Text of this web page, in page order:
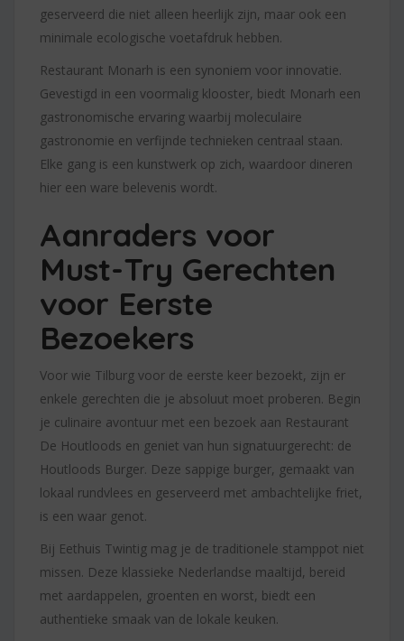
geserveerd die niet alleen heerlijk zijn, maar ook een
minimale ecologische voetafdruk hebben.
Restaurant Monarh is een synoniem voor innovatie.
Gevestigd in een voormalig klooster, biedt Monarh een
gastronomische ervaring waarbij moleculaire
gastronomie en verfijnde technieken centraal staan.
Elke gang is een kunstwerk op zich, waardoor dineren
hier een ware belevenis wordt.
Aanraders voor
Must-Try Gerechten
voor Eerste
Bezoekers
Voor wie Tilburg voor de eerste keer bezoekt, zijn er
enkele gerechten die je absoluut moet proberen. Begin
je culinaire avontuur met een bezoek aan Restaurant
De Houtloods en geniet van hun signatuurgerecht: de
Houtloods Burger. Deze sappige burger, gemaakt van
lokaal rundvlees en geserveerd met ambachtelijke friet,
is een waar genot.
Bij Eethuis Twintig mag je de traditionele stamppot niet
missen. Deze klassieke Nederlandse maaltijd, bereid
met aardappelen, groenten en worst, biedt een
authentieke smaak van de lokale keuken.